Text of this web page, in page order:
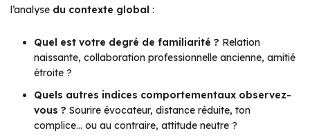
l’analyse du contexte global :
Quel est votre degré de familiarité ? Relation
naissante, collaboration professionnelle ancienne, amitié
étroite ?
Quels autres indices comportementaux observez-
vous ? Sourire évocateur, distance réduite, ton
complice… ou au contraire, attitude neutre ?